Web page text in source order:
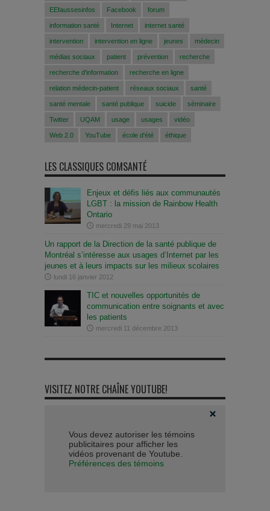
EEfaussesinfos Facebook forum
information santé Internet internet santé
intervention intervention en ligne jeunes médecin
médias sociaux patient prévention recherche
recherche d'information recherche en ligne
relation médecin-patient réseaux sociaux santé
santé mentale santé publique suicide séminaire
Twitter UQAM usage usages vidéo
Web 2.0 YouTube école d'été éthique
LES CLASSIQUES COMSANTÉ
Enjeux et défis liés aux communautés
LGBT : la mission de Rainbow Health
Ontario
mercredi 29 mai 2013
Un rapport de la Direction de la santé publique de
Montréal s’intéresse aux usages d’Internet par les
jeunes et à leurs impacts sur les milieux scolaires
lundi 16 janvier 2012
TIC et nouvelles opportunités de
communication entre soignants et avec
les patients
mercredi 11 décembre 2013
VISITEZ NOTRE CHAÎNE YOUTUBE!
Vous devez autoriser les témoins
publicitaires pour afficher les
vidéos provenant de Youtube.
Préférences des témoins